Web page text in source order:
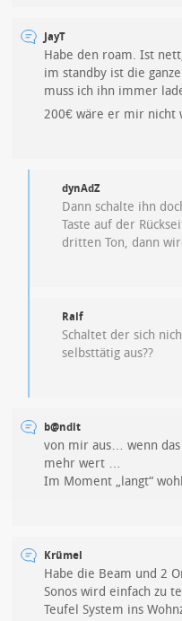
JayT
Habe den roam. Ist
im standby ist die
muss ich ihn immer
200€ wäre er mir nicht
dynAdZ
Dann schalte ihn
Taste auf der
dritten Ton, dann
Ralf
Schaltet der sich
selbsttätig aus??
b@ndit
von mir aus… wenn
mehr wert …
Im Moment „langt“
Krümel
Habe die Beam und 2
Sonos wird einfach zu
Teufel System ins